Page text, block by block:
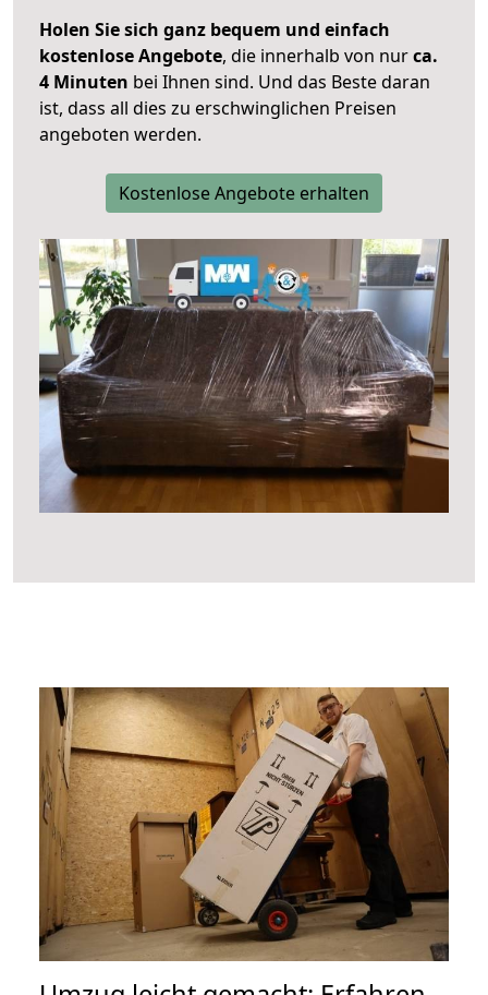
Holen Sie sich ganz bequem und einfach
kostenlose Angebote, die innerhalb von nurca.
4 Minuten bei Ihnen sind. Und das Beste daran
ist, dass all dies zu erschwinglichen Preisen
angeboten werden.
Kostenlose Angebote erhalten